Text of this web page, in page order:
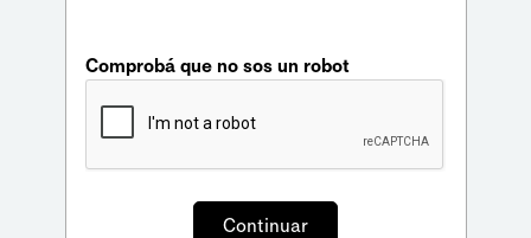
Comprobá que no sos un robot